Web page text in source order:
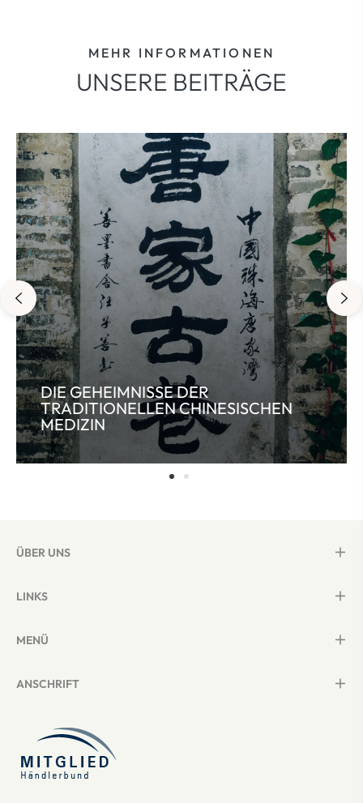
MEHR INFORMATIONEN
UNSERE BEITRÄGE
DIE GEHEIMNISSE DER
TRADITIONELLEN CHINESISCHEN
MEDIZIN
ÜBER UNS
LINKS
MENÜ
ANSCHRIFT